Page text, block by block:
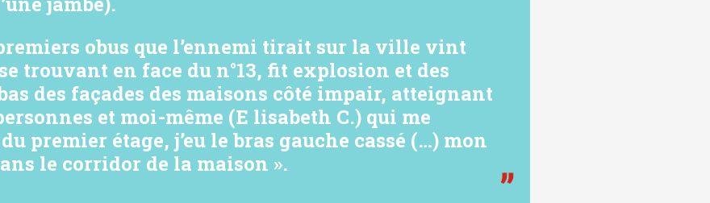
obus que l’ennemi tirait sur la ville vint
trouvant en face du n°13, fit explosion et des
des façades des maisons côté impair, atteignant
et moi-même (E lisabeth C.) qui me
premier étage, j’eu le bras gauche cassé (…) mon
le corridor de la maison ».